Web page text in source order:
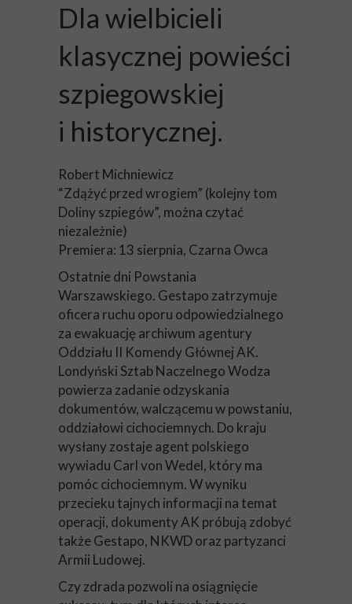
Dla wielbicieli
klasycznej powieści
szpiegowskiej
i historycznej.
Robert Michniewicz
“Zdążyć przed wrogiem” (kolejny tom
Doliny szpiegów”, można czytać
niezależnie)
Premiera: 13 sierpnia, Czarna Owca
Ostatnie dni Powstania
Warszawskiego. Gestapo zatrzymuje
oficera ruchu oporu odpowiedzialnego
za ewakuację archiwum agentury
Oddziału II Komendy Głównej AK.
Londyński Sztab Naczelnego Wodza
powierza zadanie odzyskania
dokumentów, walczącemu w powstaniu,
oddziałowi cichociemnych. Do kraju
wysłany zostaje agent polskiego
wywiadu Carl von Wedel, który ma
pomóc cichociemnym. W wyniku
przecieku tajnych informacji na temat
operacji, dokumenty AK próbują zdobyć
także Gestapo, NKWD oraz partyzanci
Armii Ludowej.
Czy zdrada pozwoli na osiągnięcie